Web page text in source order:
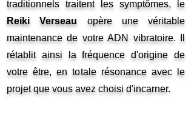
traditionnels traitent les symptômes, le
Reiki Verseau opère une véritable
maintenance de votre ADN vibratoire. Il
rétablit ainsi la fréquence d'origine de
votre être, en totale résonance avec le
projet que vous avez choisi d'incarner.